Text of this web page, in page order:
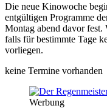
Die neue Kinowoche
entgültigen Programme
Montag abend davor fest.
falls für bestimmte Tage
vorliegen.
keine Termine vorhanden
Werbung